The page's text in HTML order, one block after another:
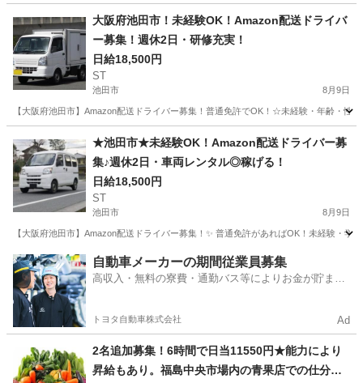
大阪府池田市！未経験OK！Amazon配送ドライバ
ー募集！週休2日・研修充実！
日給18,500円
ST
池田市 8月9日
【大阪府池田市】Amazon配送ドライバー募集！普通免許でOK！☆未経験・年齢・
ドライバー Amazon
★池田市★未経験OK！Amazon配送ドライバー募
集♪週休2日・車両レンタル◎稼げる！
日給18,500円
ST
池田市 8月9日
【大阪府池田市】Amazon配送ドライバー募集！✨ 普通免許があればOK！未経験・
大阪 池田市 ドライバー Amazon
自動車メーカーの期間従業員募集
高収入・無料の寮費・通勤バス等によりお金が貯まり
トヨタ自動車株式会社 Ad
2名追加募集！6時間で日当11550円★能力により
昇給もあり。福島中央市場内の青果店での仕分